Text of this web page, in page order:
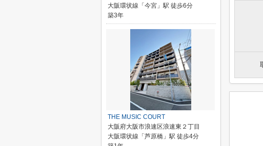
大阪環状線「今宮」駅 徒歩6分
築3年
THE MUSIC COURT
大阪府大阪市浪速区浪速東２丁目
大阪環状線「芦原橋」駅 徒歩4分